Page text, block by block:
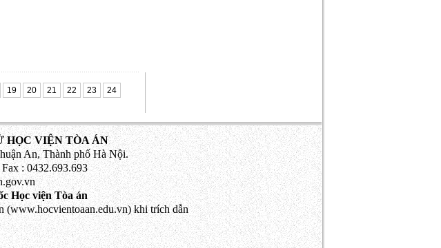
19 20 21 22 23
24
HỌC VIỆN TÒA ÁN
An, Thành phố Hà Nội.
: 0432.693.693
Học viện Tòa án
(www.hocvientoaan.edu.vn) khi trích dẫn